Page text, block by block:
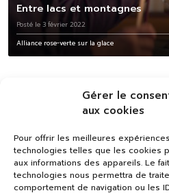
Gérer le
aux cookies
Pour offrir les meilleures
technologies telles que les cookies
aux informations des appareils. Le
technologies nous permettra de
comportement de navigation ou les
Entre lacs et montagnes
Posté le 3 février 2022
Alliance rose-verte sur la glace